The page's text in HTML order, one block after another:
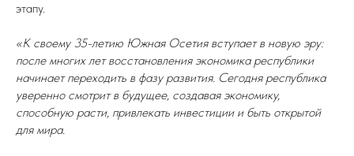
этапу.
«К своему 35-летию Южная Осетия вступает в новую эру:
после многих лет восстановления экономика республики
начинает переходить в фазу развития. Сегодня республика
уверенно смотрит в будущее, создавая экономику,
способную расти, привлекать инвестиции и быть открытой
для мира.